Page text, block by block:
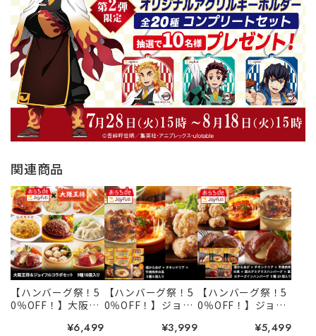
関連商品
【ハンバーグ祭！5
0％OFF！】大阪王
ラボセット９種18
¥6,499
【ハンバーグ祭！5
0％OFF！】ジョイ
セット3種６個入り
¥3,999
【ハンバーグ祭！5
0％OFF！】ジョイ
セット５種10個入
¥5,499